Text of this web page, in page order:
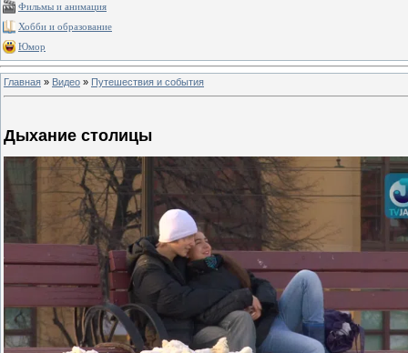
Фильмы и анимация
Хобби и образование
Юмор
Главная » Видео » Путешествия и события
Дыхание столицы